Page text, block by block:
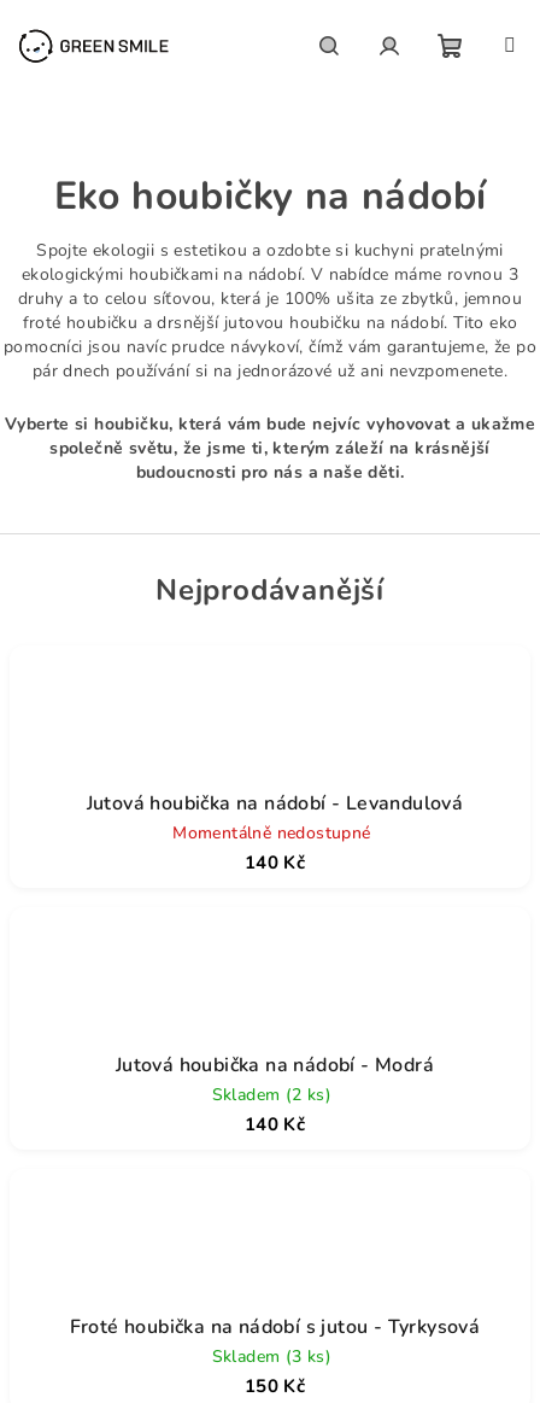
obsah
Eko houbičky na nádobí
Spojte ekologii s estetikou a ozdobte si kuchyni pratelnými
ekologickými houbičkami na nádobí. V nabídce máme rovnou 3
druhy a to celou síťovou, která je 100% ušita ze zbytků, jemnou
froté houbičku a drsnější jutovou houbičku na nádobí. Tito eko
pomocníci jsou navíc prudce návykoví, čímž vám garantujeme, že po
pár dnech používání si na jednorázové už ani nevzpomenete.
Vyberte si houbičku, která vám bude nejvíc vyhovovat a ukažme
společně světu, že jsme ti, kterým záleží na krásnější
budoucnosti pro nás a naše děti.
Nejprodávanější
Jutová houbička na nádobí - Levandulová
Momentálně nedostupné
140 Kč
Jutová houbička na nádobí - Modrá
Skladem (2 ks)
140 Kč
Froté houbička na nádobí s jutou - Tyrkysová
Skladem (3 ks)
150 Kč